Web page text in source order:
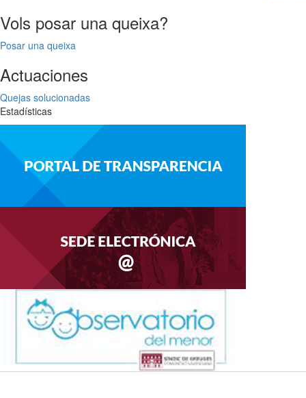
Vols posar una queixa?
Posar una queixa
Actuaciones
Quejas solucionadas
Estadísticas